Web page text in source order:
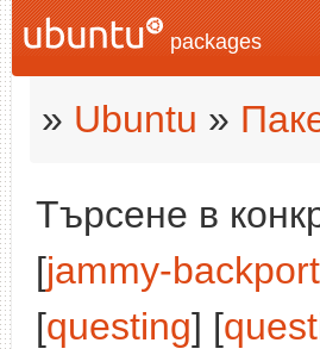
packages
» Ubuntu »
Търсене в
[jammy-
[questing] [